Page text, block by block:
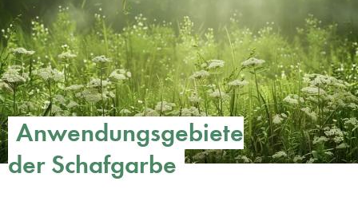
Anwendungsgebiete
der Schafgarbe